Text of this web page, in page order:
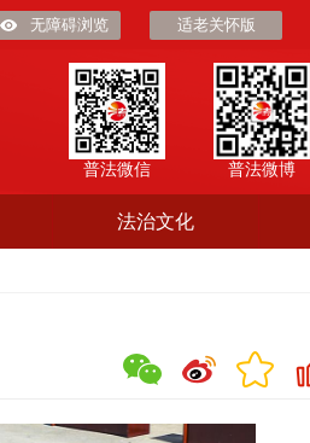
无障碍浏览 适老关怀版
普法微博
普法微信
法治文化